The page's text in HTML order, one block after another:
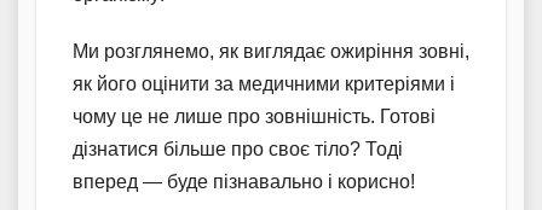
Ми розглянемо, як виглядає ожиріння зовні,
як його оцінити за медичними критеріями і
чому це не лише про зовнішність. Готові
дізнатися більше про своє тіло? Тоді
вперед — буде пізнавально і корисно!